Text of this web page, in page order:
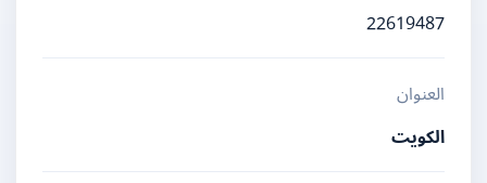
22619487
العنوان
الكويت